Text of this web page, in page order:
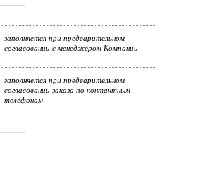
заполняется при предварительном
согласовании с менеджером Компании
заполняется при предварительном
согласовании заказа по контактным
телефонам